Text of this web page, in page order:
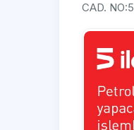
CAD.